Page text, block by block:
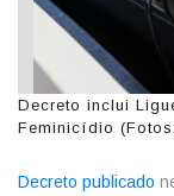
Decreto inclui
Feminicídio
Decreto publicado